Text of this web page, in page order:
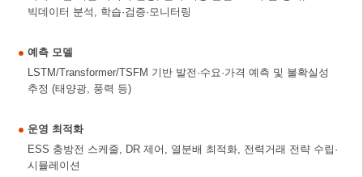
빅데이터 분석, 학습·검증·모니터링
예측 모델
LSTM/Transformer/TSFM 기반 발전·수요·가격 예측 및 불확실성
추정 (태양광, 풍력 등)
운영 최적화
ESS 충방전 스케줄, DR 제어, 열분배 최적화, 전력거래 전략 수립·
시뮬레이션